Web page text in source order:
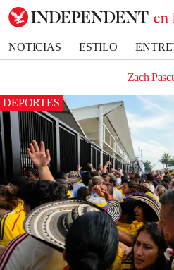
NOTICIAS ESTILO
Zach
DEPORTES